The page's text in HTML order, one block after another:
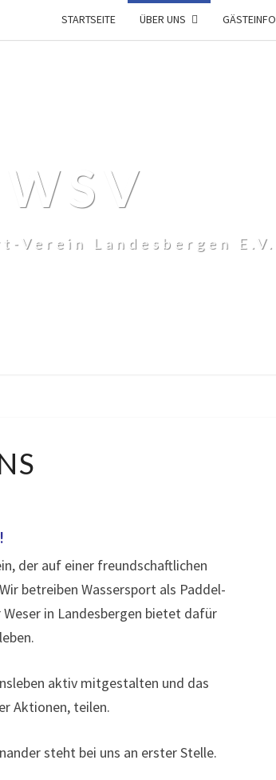
STARTSEITE ÜBER UNS GÄSTEINFO
WSV
Verein Landesbergen E.V.
der auf einer freundschaftlichen
betreiben Wassersport als Paddel-
in Landesbergen bietet dafür
aktiv mitgestalten und das
Aktionen, teilen.
steht bei uns an erster Stelle.